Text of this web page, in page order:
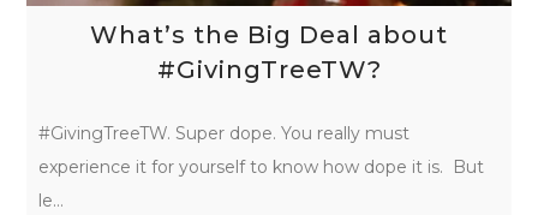
What’s the Big Deal about
#GivingTreeTW?
#GivingTreeTW. Super dope. You really must
experience it for yourself to know how dope it is. But
le…